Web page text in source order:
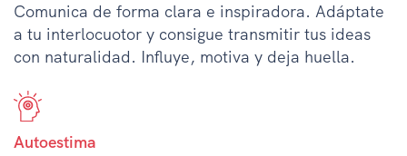
Comunica de forma clara e inspiradora. Adáptate
a tu interlocuotor y consigue transmitir tus ideas
con naturalidad. Influye, motiva y deja huella.
Autoestima